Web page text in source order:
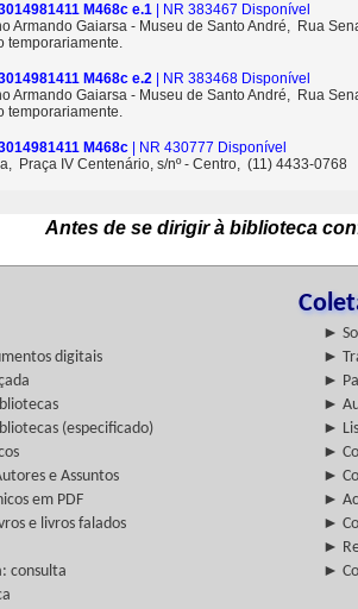
M468c e.1 | NR 383467 Disponível
Armando Gaiarsa - Museu de Santo André, Rua
temporariamente.
M468c e.2 | NR 383468 Disponível
Armando Gaiarsa - Museu de Santo André, Rua
temporariamente.
M468c | NR 430777 Disponível
Praça IV Centenário, s/nº - Centro, (11) 4433-0768
Antes de se dirigir à biblioteca
►
digitais
►
►
►
(especificado)
►
►
e Assuntos
►
em PDF
►
e livros falados
►
►
consulta
►